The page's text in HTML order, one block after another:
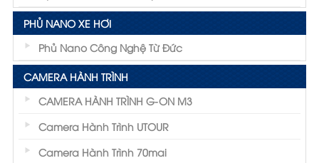
PHỦ NANO XE HƠI
Phủ Nano Công Nghệ Từ Đức
CAMERA HÀNH TRÌNH
CAMERA HÀNH TRÌNH G-ON M3
Camera Hành Trình UTOUR
Camera Hành Trình 70mai